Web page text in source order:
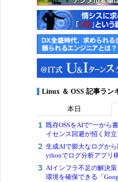
Linux ＆ OSS 記事ラン
本日
既存OSSをAIで“一から
イセンス回避が招く対
生成AIで膨大なログか
ythonでログ分析アプリ
AIインフラ不足の解決
環境を確保できる「